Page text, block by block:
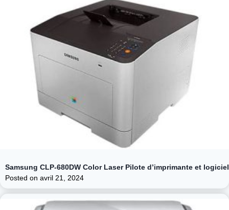
Samsung CLP-680DW Color Laser Pilote d’imprimante et logiciel
Posted on avril 21, 2024